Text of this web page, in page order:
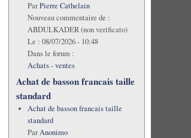
ParPierre Cathelain
Nouveau commentaire de :
ABDULKADER (non verificato)
Le : 08/07/2026 - 10:48
Dans le forum :
Achats - ventes
Achat de basson francais taille
standard
Achat de basson francais taille
standard
ParAnonimo